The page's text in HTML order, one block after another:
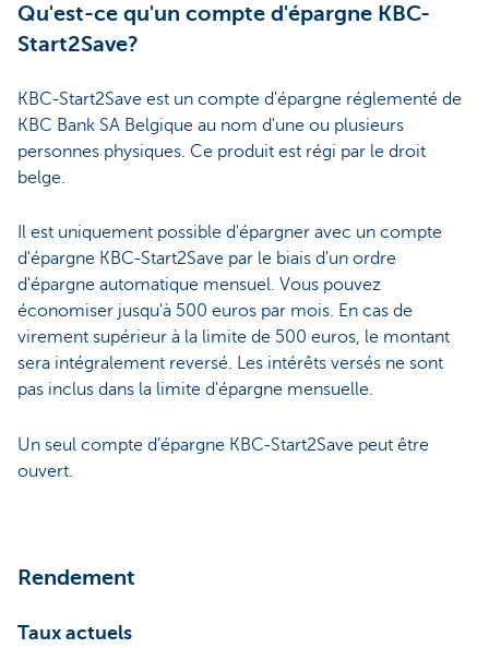
Qu'est-ce qu'un compte d'épargne KBC-
Start2Save?
KBC-Start2Save est un compte d'épargne réglementé de
KBC Bank SA Belgique au nom d'une ou plusieurs
personnes physiques. Ce produit est régi par le droit
belge.
Il est uniquement possible d'épargner avec un compte
d'épargne KBC-Start2Save par le biais d'un ordre
d'épargne automatique mensuel. Vous pouvez
économiser jusqu'à 500 euros par mois. En cas de
virement supérieur à la limite de 500 euros, le montant
sera intégralement reversé. Les intérêts versés ne sont
pas inclus dans la limite d'épargne mensuelle.
Un seul compte d’épargne KBC-Start2Save peut être
ouvert.
Rendement
Taux actuels